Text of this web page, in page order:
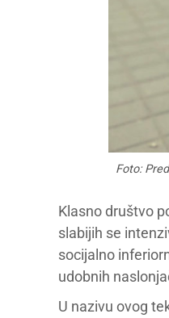
Foto:
Klasno društvo
slabijih se
socijalno
udobnih
U nazivu ovog